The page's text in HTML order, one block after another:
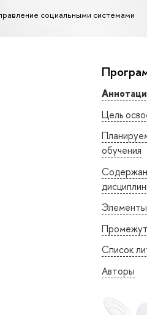
социальными системами
Цель
обучения
Список
Авторы